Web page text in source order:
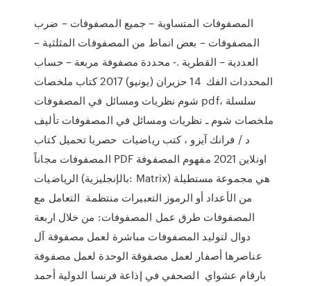
المصفوفات المتساوية – جميع المصفوفات – ضرب
المصفوفات – بعض انماط من المصفوفات المثلثية –
العددية – القطرية .- محددة مصفوفة مربعة – حساب
المحددات الفك 14 حزيران (يونيو) 2017 كتاب ملخصات
شوم نظريات ومسائل في المصفوفات pdf، سلسلة
ملخصات شوم ـ نظريات ومسائل في المصفوفات تأليف
د / فرانك آيزو ، كتب رياضيات حصريا تحميل كتاب
المصفوفات مجاناً PDF اونلاين 2021 مفهوم المصفوفة
الرياضيات (بالإنجليزية: Matrix) هي مجموعة مستطيلة
من الأعداد أو الرموز التعبيرات منتظمة التعامل مع
المصفوفات طرق عمل المصفوفات: من خلال اربعة
دوال لتوليد المصفوفات مباشرة لعمل مصفوفة آل
عناصرها أصفار لعمل مصفوقة الوحدة لعمل مصفوفة
بارقام عشواي اﻟﺼﺤﻔﻲ ﻓﻲ إذاﻋﺔ ﻓﺮﻧﺴﺎ اﻟﺪوﻟﻴﺔ أﺣﻤﺪ